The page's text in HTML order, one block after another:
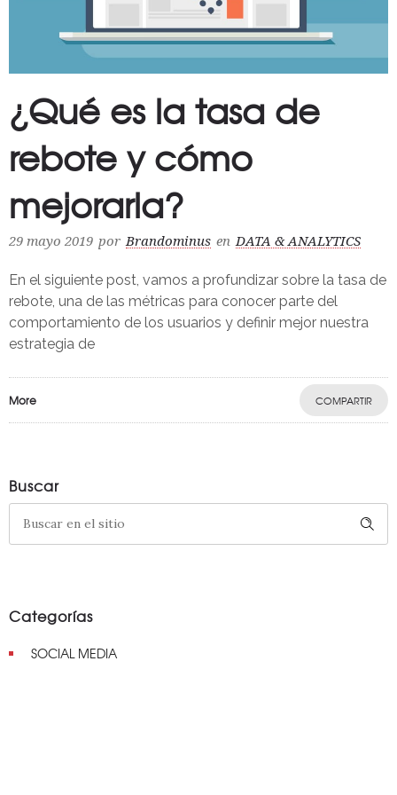
¿Qué es la tasa de
rebote y cómo
mejorarla?
29 mayo 2019 por Brandominus en DATA & ANALYTICS
En el siguiente post, vamos a profundizar sobre la tasa de
rebote, una de las métricas para conocer parte del
comportamiento de los usuarios y definir mejor nuestra
estrategia de
More COMPARTIR
Buscar
Categorías
SOCIAL MEDIA